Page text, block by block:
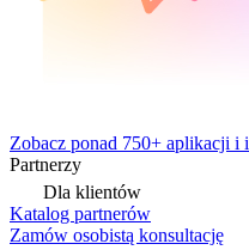
Zobacz ponad 750+ aplikacji i
Partnerzy
Dla klientów
Katalog partnerów
Zamów osobistą konsultację